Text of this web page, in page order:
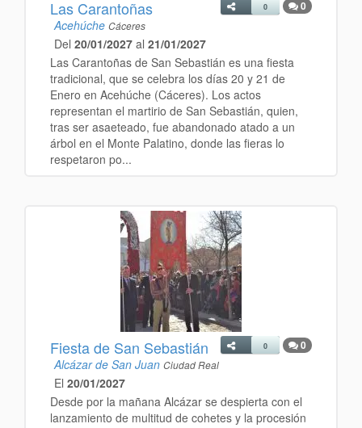
0
0
Las Carantoñas
Acehúche Cáceres
Del 20/01/2027 al 21/01/2027
Las Carantoñas de San Sebastián es una fiesta
tradicional, que se celebra los días 20 y 21 de
Enero en Acehúche (Cáceres). Los actos
representan el martirio de San Sebastián, quien,
tras ser asaeteado, fue abandonado atado a un
árbol en el Monte Palatino, donde las fieras lo
respetaron po...
0
0
Fiesta de San Sebastián
Alcázar de San Juan Ciudad Real
El 20/01/2027
Desde por la mañana Alcázar se despierta con el
lanzamiento de multitud de cohetes y la procesión